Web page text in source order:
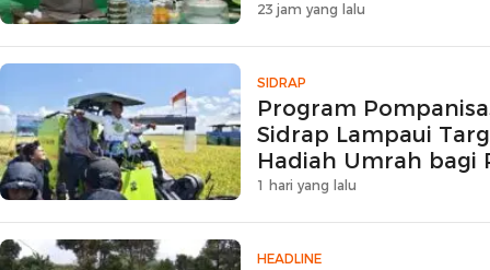
23 jam yang lalu
SIDRAP
Program
Sidrap Lampaui
Hadiah Umrah bagi
1 hari yang lalu
HEADLINE